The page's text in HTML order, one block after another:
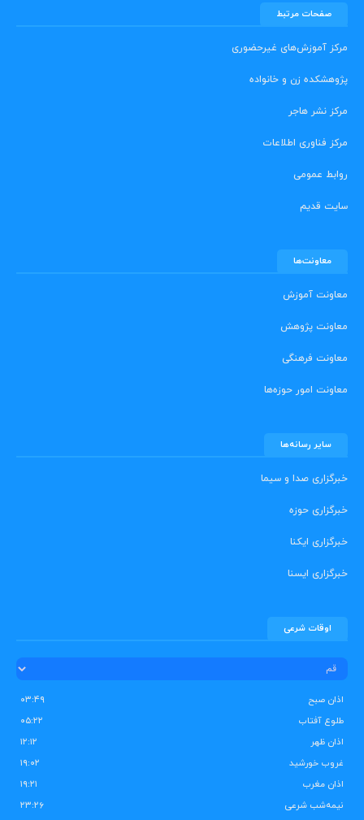
صفحات مرتبط
مرکز آموزش‌های غیرحضوری
پژوهشکده زن و خانواده
مرکز نشر هاجر
مرکز فناوری اطلاعات
روابط عمومی
سایت قدیم
معاونت‌ها
معاونت آموزش
معاونت پژوهش
معاونت فرهنگی
معاونت امور حوزه‌ها
سایر رسانه‌ها
خبرگزاری صدا و سیما
خبرگزاری حوزه
خبرگزاری ایکنا
خبرگزاری ایسنا
اوقات شرعی
اذان صبح
۰۳:۴۹
طلوع آفتاب
۰۵:۲۲
اذان ظهر
۱۲:۱۲
غروب خورشید
۱۹:۰۲
اذان مغرب
۱۹:۲۱
نیمه‌شب شرعی
۲۳:۲۶